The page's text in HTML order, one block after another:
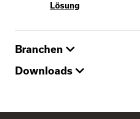
Lösung
Branchen
Downloads